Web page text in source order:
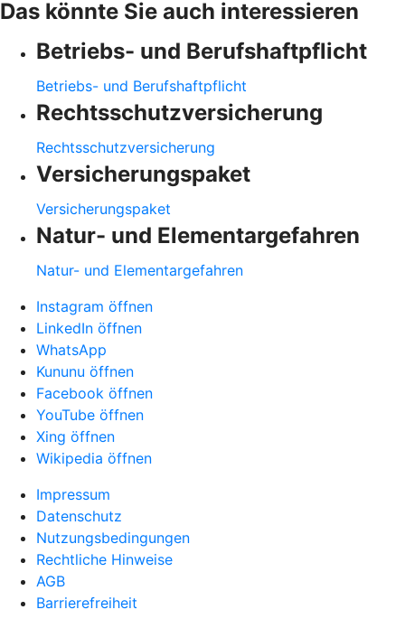
Das könnte Sie auch interessieren
Betriebs- und Berufshaftpflicht
Betriebs- und Berufshaftpflicht
Rechtsschutzversicherung
Rechtsschutzversicherung
Versicherungspaket
Versicherungspaket
Natur- und Elementargefahren
Natur- und Elementargefahren
Instagram öffnen
LinkedIn öffnen
WhatsApp
Kununu öffnen
Facebook öffnen
YouTube öffnen
Xing öffnen
Wikipedia öffnen
Impressum
Datenschutz
Nutzungsbedingungen
Rechtliche Hinweise
AGB
Barrierefreiheit